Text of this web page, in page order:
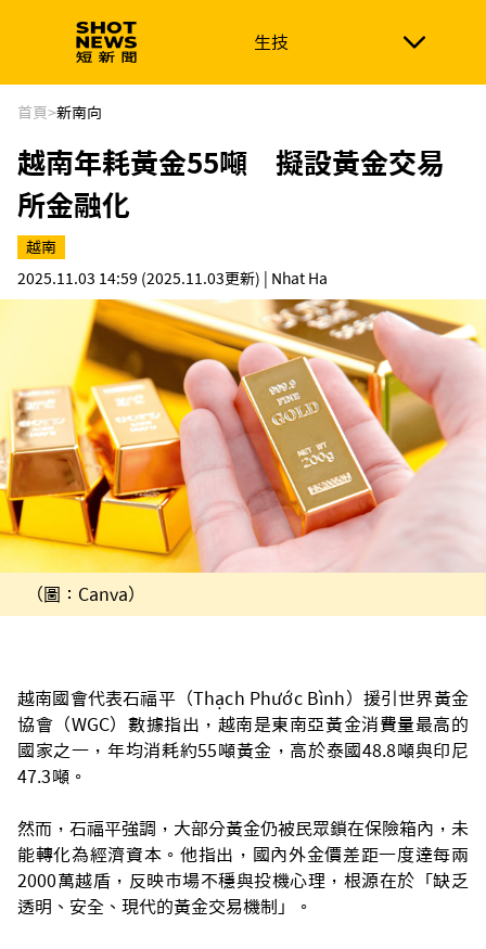
生技
生技 政治
新南向 體育
首頁>新南向
越南年耗黃金55噸 擬設黃金交易
所金融化
越南
2025.11.03 14:59 (2025.11.03更新) | Nhat Ha
（圖：Canva）
越南國會代表石福平（Thạch Phước Bình）援引世界黃金
協會（WGC）數據指出，越南是東南亞黃金消費量最高的
國家之一，年均消耗約55噸黃金，高於泰國48.8噸與印尼
47.3噸。
然而，石福平強調，大部分黃金仍被民眾鎖在保險箱內，未
能轉化為經濟資本。他指出，國內外金價差距一度達每兩
2000萬越盾，反映市場不穩與投機心理，根源在於「缺乏
透明、安全、現代的黃金交易機制」。